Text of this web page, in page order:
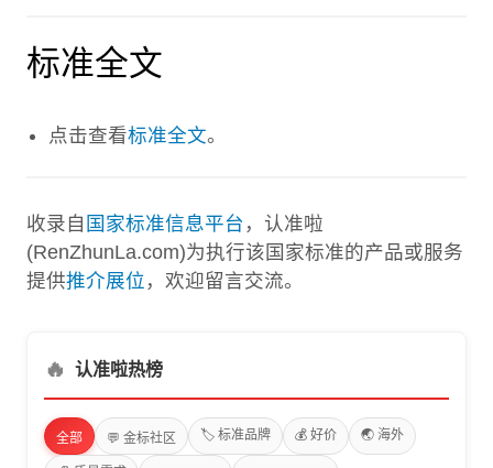
标准全文
点击查看标准全文。
收录自 国家标准信息平台 ，认准啦
(RenZhunLa.com)为执行该国家标准的产品或服务
提供推介展位 ，欢迎留言交流。
🔥 认准啦热榜
全部 💬 金标社区 🏷️ 标准品牌 💰 好价 🌏 海外